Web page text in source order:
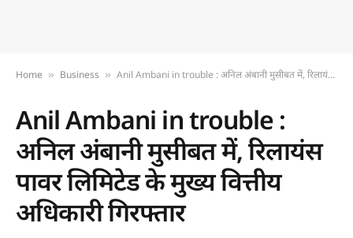
Home » Business » Anil Ambani in trouble : अनिल अंबानी मुसीबत में, रिलायंस पावर लिमिटेड के मुख्य वित्तीय अधिकारी गिरफ्तार
Anil Ambani in trouble :
अनिल अंबानी मुसीबत में, रिलायंस
पावर लिमिटेड के मुख्य वित्तीय
अधिकारी गिरफ्तार